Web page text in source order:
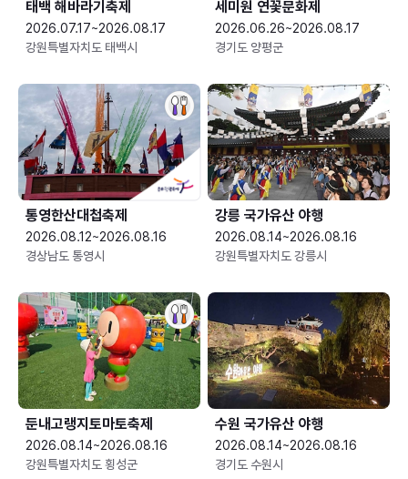
태백 해바라기축제
2026.07.17~2026.08.17
강원특별자치도 태백시
세미원 연꽃문화제
2026.06.26~2026.08.17
경기도 양평군
통영한산대첩축제
2026.08.12~2026.08.16
경상남도 통영시
강릉 국가유산 야행
2026.08.14~2026.08.16
강원특별자치도 강릉시
둔내고랭지토마토축제
2026.08.14~2026.08.16
강원특별자치도 횡성군
수원 국가유산 야행
2026.08.14~2026.08.16
경기도 수원시